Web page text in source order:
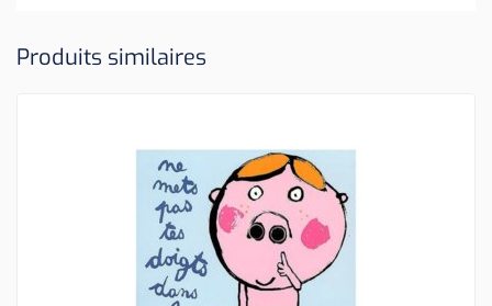
Produits similaires